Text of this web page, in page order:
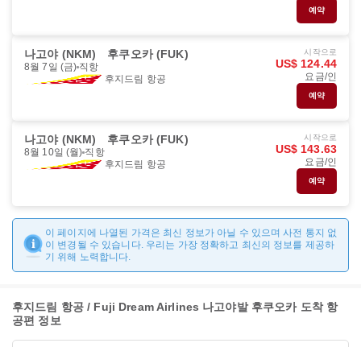
예약
나고야 (NKM) 후쿠오카 (FUK)
8월 7일 (금) 직항
후지드림 항공
시작으로
US$ 124.44
요금/인
예약
나고야 (NKM) 후쿠오카 (FUK)
8월 10일 (월) 직항
후지드림 항공
시작으로
US$ 143.63
요금/인
예약
이 페이지에 나열된 가격은 최신 정보가 아닐 수 있으며 사전 통지 없
이 변경될 수 있습니다. 우리는 가장 정확하고 최신의 정보를 제공하
기 위해 노력합니다.
후지드림 항공 / Fuji Dream Airlines 나고야발 후쿠오카 도착 항
공편 정보